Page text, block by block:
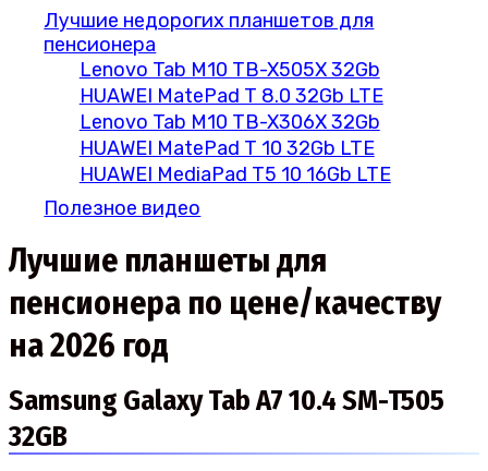
Лучшие недорогих планшетов для
пенсионера
Lenovo Tab M10 TB-X505X 32Gb
HUAWEI MatePad T 8.0 32Gb LTE
Lenovo Tab M10 TB-X306X 32Gb
HUAWEI MatePad T 10 32Gb LTE
HUAWEI MediaPad T5 10 16Gb LTE
Полезное видео
Лучшие планшеты для
пенсионера по цене/качеству
на 2026 год
Samsung Galaxy Tab A7 10.4 SM-T505
32GB